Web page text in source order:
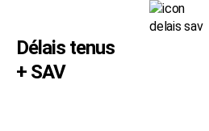
Délais tenus
+ SAV